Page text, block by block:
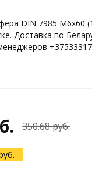
DIN 7985 М6х60
Доставка по
350.68 руб.